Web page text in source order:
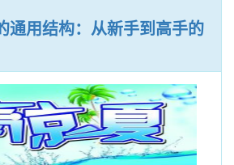
通用结构：从新手到高手的